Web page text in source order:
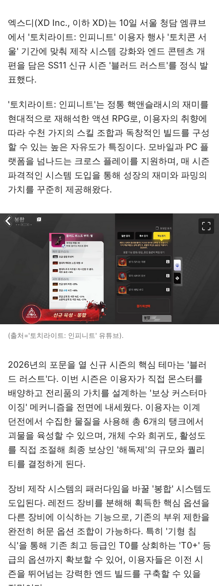
엑스디(XD Inc., 이하 XD)는 10일 서울 청담 엠큐브
에서 '토치라이트: 인피니트' 이용자 행사 '토치콘 서
울' 기간에 맞춰 제작 시스템 강화와 엔드 콘텐츠 개
편을 담은 SS11 신규 시즌 '블러드 러스트'를 정식 발
표했다.
'토치라이트: 인피니트'는 정통 핵앤슬래시의 재미를
현대적으로 재해석한 액션 RPG로, 이용자의 취향에
따라 수천 가지의 스킬 조합과 독창적인 빌드를 구성
할 수 있는 높은 자유도가 특징이다. 모바일과 PC 플
랫폼을 넘나드는 크로스 플레이를 지원하며, 매 시즌
파격적인 시스템 도입을 통해 성장의 재미와 파밍의
가치를 꾸준히 제공해왔다.
(출처='토치라이트: 인피니트' 유튜브).
2026년의 포문을 열 신규 시즌의 핵심 테마는 '블러
드 러스트'다. 이번 시즌은 이용자가 직접 몬스터를
배양하고 전리품의 가치를 설계하는 '보상 커스터마
이징' 메커니즘을 전면에 내세웠다. 이용자는 이계
던전에서 수집한 물질을 사용해 총 6개의 탱크에서
괴물을 육성할 수 있으며, 개체 수와 희귀도, 활성도
를 직접 조절해 최종 보상인 '해독제'의 규모와 퀄리
티를 결정하게 된다.
장비 제작 시스템의 패러다임을 바꿀 '봉합' 시스템도
도입된다. 레전드 장비를 분해해 획득한 핵심 옵션을
다른 장비에 이식하는 기능으로, 기존의 부위 제한을
완전히 허문 옵션 조합이 가능하다. 특히 '기형 침
식'을 통해 기존 최고 등급인 T0를 상회하는 'T0+' 등
급의 옵션까지 확보할 수 있어, 이용자들은 이전 시
즌을 뛰어넘는 강력한 엔드 빌드를 구축할 수 있을